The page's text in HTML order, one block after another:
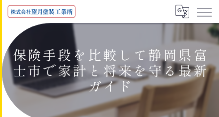
保険手段を比較して静岡県富
士市で家計と将来を守る最新
ガイド